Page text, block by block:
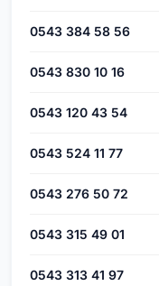
0543 384 58 56
0543 830 10 16
0543 120 43 54
0543 524 11 77
0543 276 50 72
0543 315 49 01
0543 313 41 97